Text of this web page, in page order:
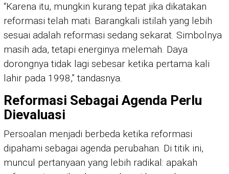
“Karena itu, mungkin kurang tepat jika dikatakan
reformasi telah mati. Barangkali istilah yang lebih
sesuai adalah reformasi sedang sekarat. Simbolnya
masih ada, tetapi energinya melemah. Daya
dorongnya tidak lagi sebesar ketika pertama kali
lahir pada 1998,” tandasnya.
Reformasi Sebagai Agenda Perlu
Dievaluasi
Persoalan menjadi berbeda ketika reformasi
dipahami sebagai agenda perubahan. Di titik ini,
muncul pertanyaan yang lebih radikal: apakah